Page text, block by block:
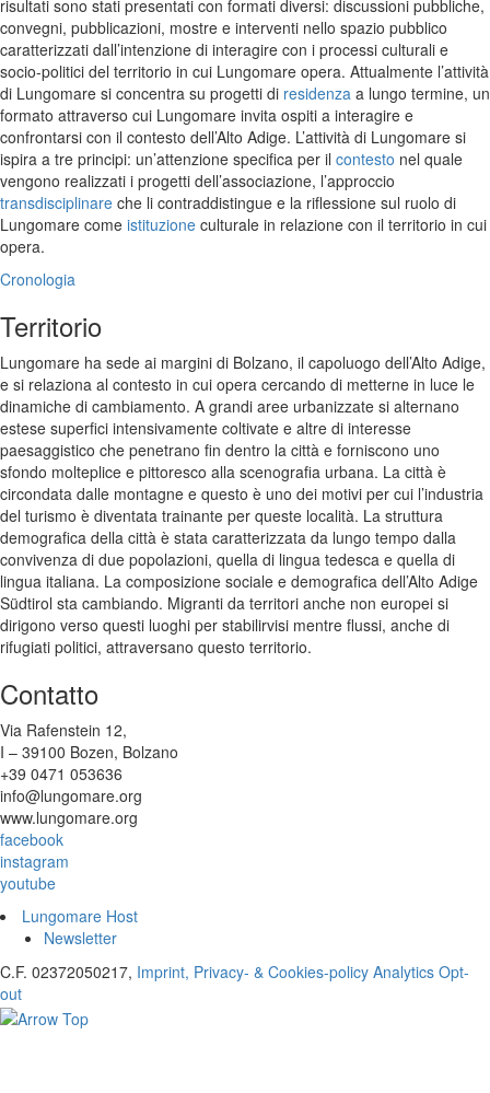
risultati sono stati presentati con formati diversi: discussioni pubbliche,
convegni, pubblicazioni, mostre e interventi nello spazio pubblico
caratterizzati dall’intenzione di interagire con i processi culturali e
socio-politici del territorio in cui Lungomare opera. Attualmente l’attività
di Lungomare si concentra su progetti di residenza a lungo termine, un
formato attraverso cui Lungomare invita ospiti a interagire e
confrontarsi con il contesto dell’Alto Adige. L’attività di Lungomare si
ispira a tre principi: un’attenzione specifica per il contesto nel quale
vengono realizzati i progetti dell’associazione, l’approccio
transdisciplinare che li contraddistingue e la riflessione sul ruolo di
Lungomare come istituzione culturale in relazione con il territorio in cui
opera.
Cronologia
Territorio
Lungomare ha sede ai margini di Bolzano, il capoluogo dell’Alto Adige,
e si relaziona al contesto in cui opera cercando di metterne in luce le
dinamiche di cambiamento. A grandi aree urbanizzate si alternano
estese superfici intensivamente coltivate e altre di interesse
paesaggistico che penetrano fin dentro la città e forniscono uno
sfondo molteplice e pittoresco alla scenografia urbana. La città è
circondata dalle montagne e questo è uno dei motivi per cui l’industria
del turismo è diventata trainante per queste località. La struttura
demografica della città è stata caratterizzata da lungo tempo dalla
convivenza di due popolazioni, quella di lingua tedesca e quella di
lingua italiana. La composizione sociale e demografica dell’Alto Adige
Südtirol sta cambiando. Migranti da territori anche non europei si
dirigono verso questi luoghi per stabilirvisi mentre flussi, anche di
rifugiati politici, attraversano questo territorio.
Contatto
Via Rafenstein 12,
I – 39100 Bozen, Bolzano
+39 0471 053636
info@lungomare.org
www.lungomare.org
facebook
instagram
youtube
Lungomare Host
Newsletter
C.F. 02372050217, Imprint, Privacy- & Cookies-policy Analytics Opt-
out